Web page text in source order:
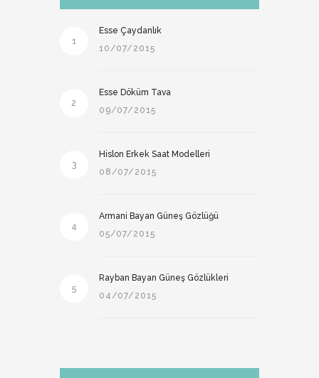
1
Esse Çaydanlık
10/07/2015
2
Esse Döküm Tava
09/07/2015
3
Hislon Erkek Saat Modelleri
08/07/2015
4
Armani Bayan Güneş Gözlüğü
05/07/2015
5
Rayban Bayan Güneş Gözlükleri
04/07/2015